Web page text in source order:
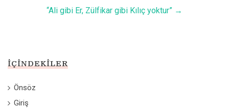
“Ali gibi Er, Zülfikar gibi Kılıç yoktur” →
İÇINDEKILER
Önsöz
Giriş